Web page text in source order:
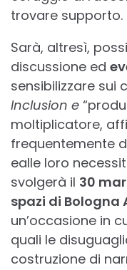
trovare supporto.
Sarà, altresì,
discussione ed
sensibilizzare sui
Inclusion e
moltiplicatore,
frequentemente
ealle loro
svolgerà il 30
spazi di Bologna
un’occasione in
quali le
costruzione di